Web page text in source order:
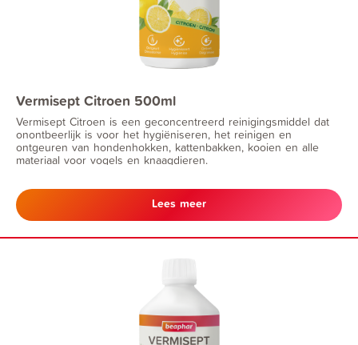
Vermisept Citroen 500ml
Vermisept Citroen is een geconcentreerd reinigingsmiddel dat
onontbeerlijk is voor het hygiëniseren, het reinigen en
ontgeuren van hondenhokken, kattenbakken, kooien en alle
materiaal voor vogels en knaagdieren.
Lees meer